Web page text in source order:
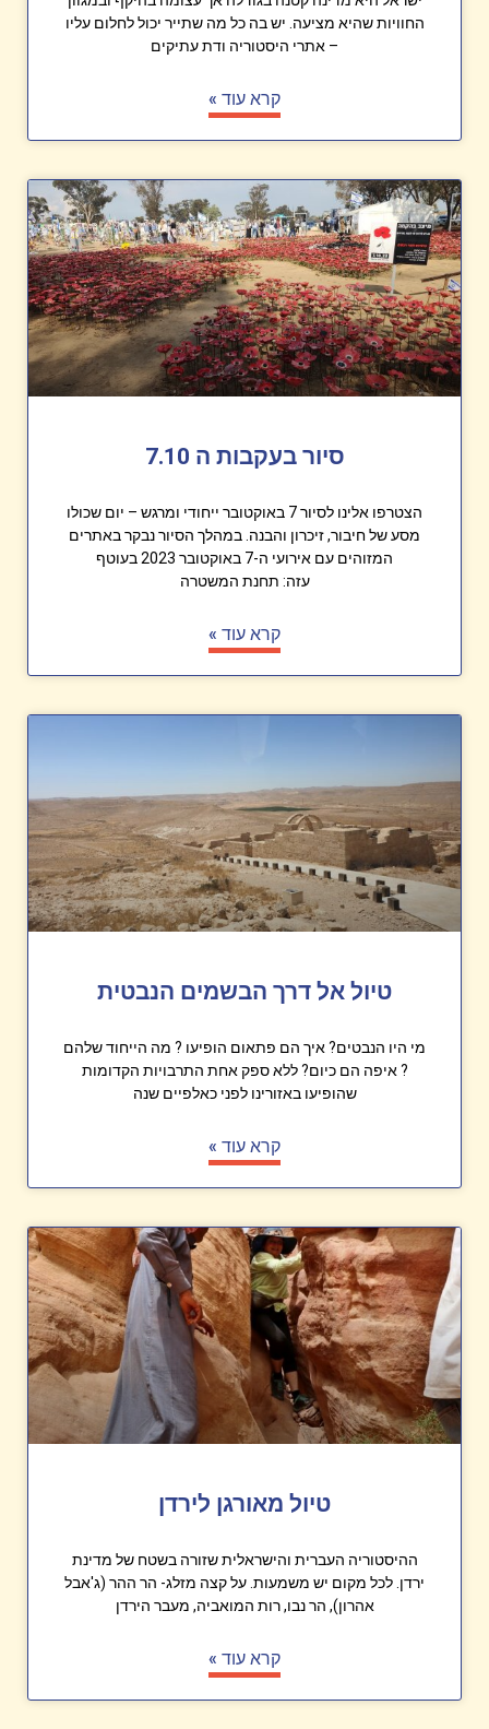
החוויות שהיא מציעה. יש בה כל מה שתייר יכול לחלום עליו
– אתרי היסטוריה ודת עתיקים
קרא עוד »
סיור בעקבות ה 7.10
הצטרפו אלינו לסיור 7 באוקטובר ייחודי ומרגש – יום שכולו
מסע של חיבור, זיכרון והבנה. במהלך הסיור נבקר באתרים
המזוהים עם אירועי ה-7 באוקטובר 2023 בעוטף
עזה: תחנת המשטרה
קרא עוד »
טיול אל דרך הבשמים הנבטית
מי היו הנבטים? איך הם פתאום הופיעו ? מה הייחוד שלהם
? איפה הם כיום? ללא ספק אחת התרבויות הקדומות
שהופיעו באזורינו לפני כאלפיים שנה
קרא עוד »
טיול מאורגן לירדן
ההיסטוריה העברית והישראלית שזורה בשטח של מדינת
ירדן. לכל מקום יש משמעות. על קצה מזלג- הר ההר (ג'אבל
אהרון), הר נבו, רות המואביה, מעבר הירדן
קרא עוד »